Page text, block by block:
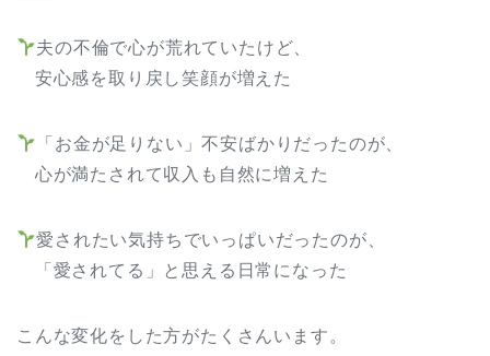
夫の不倫で心が荒れていたけど、
安心感を取り戻し笑顔が増えた
「お金が足りない」不安ばかりだったのが、
心が満たされて収入も自然に増えた
愛されたい気持ちでいっぱいだったのが、
「愛されてる」と思える日常になった
こんな変化をした方がたくさんいます。